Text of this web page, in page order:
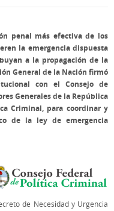
penal más efectiva de los
la emergencia dispuesta
a la propagación de la
General de la Nación firmó
con el Consejo de
Generales de la República
Criminal, para coordinar y
de la ley de emergencia
de Necesidad y Urgencia